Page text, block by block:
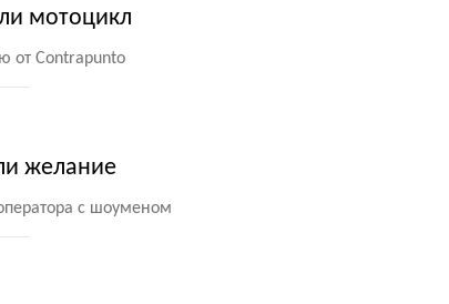
мотоцикл
от Contrapunto
желание
с шоуменом